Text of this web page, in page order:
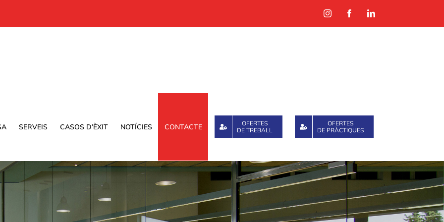
InstagramFacebookLinkedIn
SERVEIS CASOS D’ÈXIT NOTÍCIES CONTACTE
OFERTES
DE TREBALL
OFERTES
DE PRÀCTIQUES